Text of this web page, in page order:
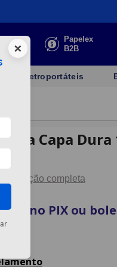
Faça sua
cotação
Papelex
B2B
Eletroportáteis
Capa
Descrição completa
no PIX ou
×